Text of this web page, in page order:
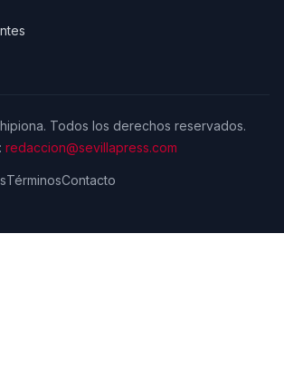
Todos los derechos reservados.
redaccion@sevillapress.com
TérminosContacto